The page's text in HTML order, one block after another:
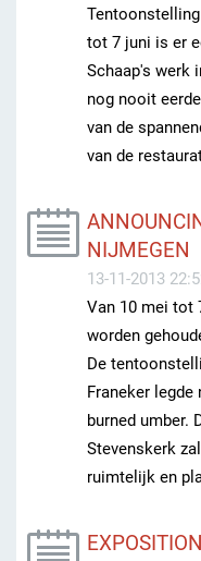
tot 7 juni is er
Schaap's werk
nog nooit
van de
van de
NIJMEGEN
13-11-2013
Van 10 mei tot
worden
De
Franeker
burned umber.
Stevenskerk
ruimtelijk en